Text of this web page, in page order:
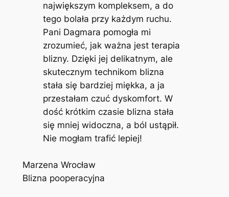
największym kompleksem, a do
tego bolała przy każdym ruchu.
Pani Dagmara pomogła mi
zrozumieć, jak ważna jest terapia
blizny. Dzięki jej delikatnym, ale
skutecznym technikom blizna
stała się bardziej miękka, a ja
przestałam czuć dyskomfort. W
dość krótkim czasie blizna stała
się mniej widoczna, a ból ustąpił.
Nie mogłam trafić lepiej!
Marzena Wrocław
Blizna pooperacyjna